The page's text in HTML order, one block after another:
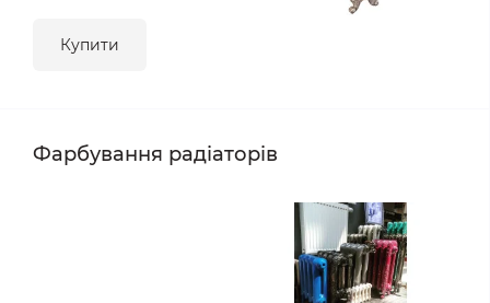
Купити
Фарбування радіаторів